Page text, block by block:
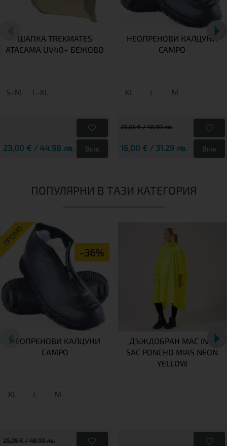
ШАПКА TREKMATES
ATACAMA UV40+ БЕЖОВО
S-M L-XL
23,00 € / 44.98 лв. Виж
НЕОПРЕНОВИ КАЛЦУНИ
CAMPO
XL L М
25,05 € / 48.99 лв.
16,00 € / 31.29 лв. Виж
ПОПУЛЯРНИ В ТАЗИ КАТЕГОРИЯ
ПРОМО
-36%
НЕОПРЕНОВИ КАЛЦУНИ
CAMPO
XL L М
25,05 € / 48.99 лв.
ДЪЖДОБРАН MAC IN A
SAC PONCHO MIAS NEON
YELLOW